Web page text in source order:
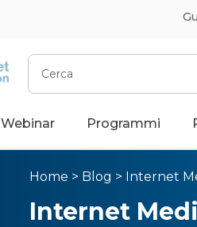
Cerca
Webinar Programmi
Home > Blog > Internet
Internet